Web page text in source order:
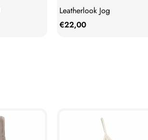
Leatherlook Jog
€22,00